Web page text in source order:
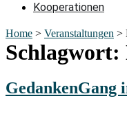
Kooperationen
Home > Veranstaltungen >
Schlagwort:
GedankenGang